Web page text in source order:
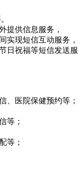
提供信息服务，
实现短信互动服务，
日祝福等短信发送服
、医院保健预约等；
等；
等；